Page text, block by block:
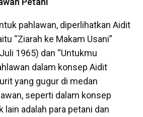
pahlawan, diperlihatkan Aidit
“Ziarah ke Makam Usani”
1965) dan “Untukmu
dalam konsep Aidit
yang gugur di medan
seperti dalam konsep
lain adalah para petani dan